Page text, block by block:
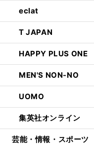
eclat
T JAPAN
HAPPY PLUS ONE
MEN'S NON-NO
UOMO
集英社オンライン
芸能・情報・スポーツ